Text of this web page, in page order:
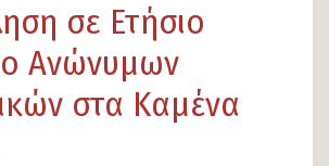
σε Ετήσιο
Ανώνυμων
στα Καμένα